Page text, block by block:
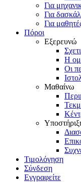
Για
Για
Για
Πόροι
Εξερευνώ
Η
Οι
Μαθαίνω
Τιμολόγηση
Σύνδεση
Εγγραφείτε